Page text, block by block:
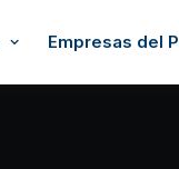
Empresas del